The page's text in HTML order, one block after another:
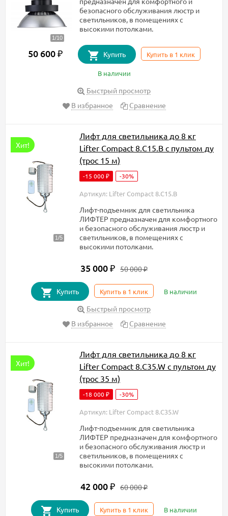
безопасного обслуживания люстр и
светильников, в помещениях с
высокими потолками.
50 600 ₽ Купить Купить в 1 клик
В наличии
Быстрый просмотр
В избранное
Сравнение
Хит!
Лифт для светильника до 8 кг
Lifter Compact 8.C15.B с пультом ду
(трос 15 м)
-15 000 ₽ -30%
Артикул: Lifter Compact 8.C15.B
Лифт-подъемник для светильника
ЛИФТЕР предназначен для комфортного
и безопасного обслуживания люстр и
светильников, в помещениях с
высокими потолками.
35 000 ₽ 50 000₽
Купить Купить в 1 клик В наличии
Быстрый просмотр
В избранное
Сравнение
Хит!
Лифт для светильника до 8 кг
Lifter Compact 8.C35.W с пультом ду
(трос 35 м)
-18 000 ₽ -30%
Артикул: Lifter Compact 8.C35.W
Лифт-подъемник для светильника
ЛИФТЕР предназначен для комфортного
и безопасного обслуживания люстр и
светильников, в помещениях с
высокими потолками.
42 000 ₽ 60 000₽
Купить Купить в 1 клик В наличии